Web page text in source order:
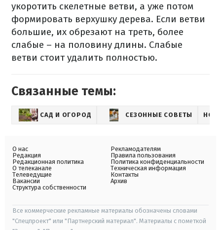
укоротить скелетные ветви, а уже потом
формировать верхушку дерева. Если ветви
большие, их обрезают на треть, более
слабые – на половину длины. Слабые
ветви стоит удалить полностью.
Связанные темы:
САД И ОГОРОД СЕЗОННЫЕ СОВЕТЫ
О нас
Редакция
Редакционная политика
О телеканале
Телеведущие
Вакансии
Структура собственности
Рекламодателям
Правила пользования
Политика конфиденциальности
Техническая информация
Контакты
Архив
Все коммерческие рекламные материалы обозначены словами
"Спецпроект" или "Партнерский материал". Материалы с пометкой